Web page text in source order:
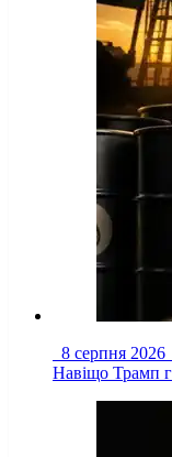
8 серпня
Навіщо Трамп